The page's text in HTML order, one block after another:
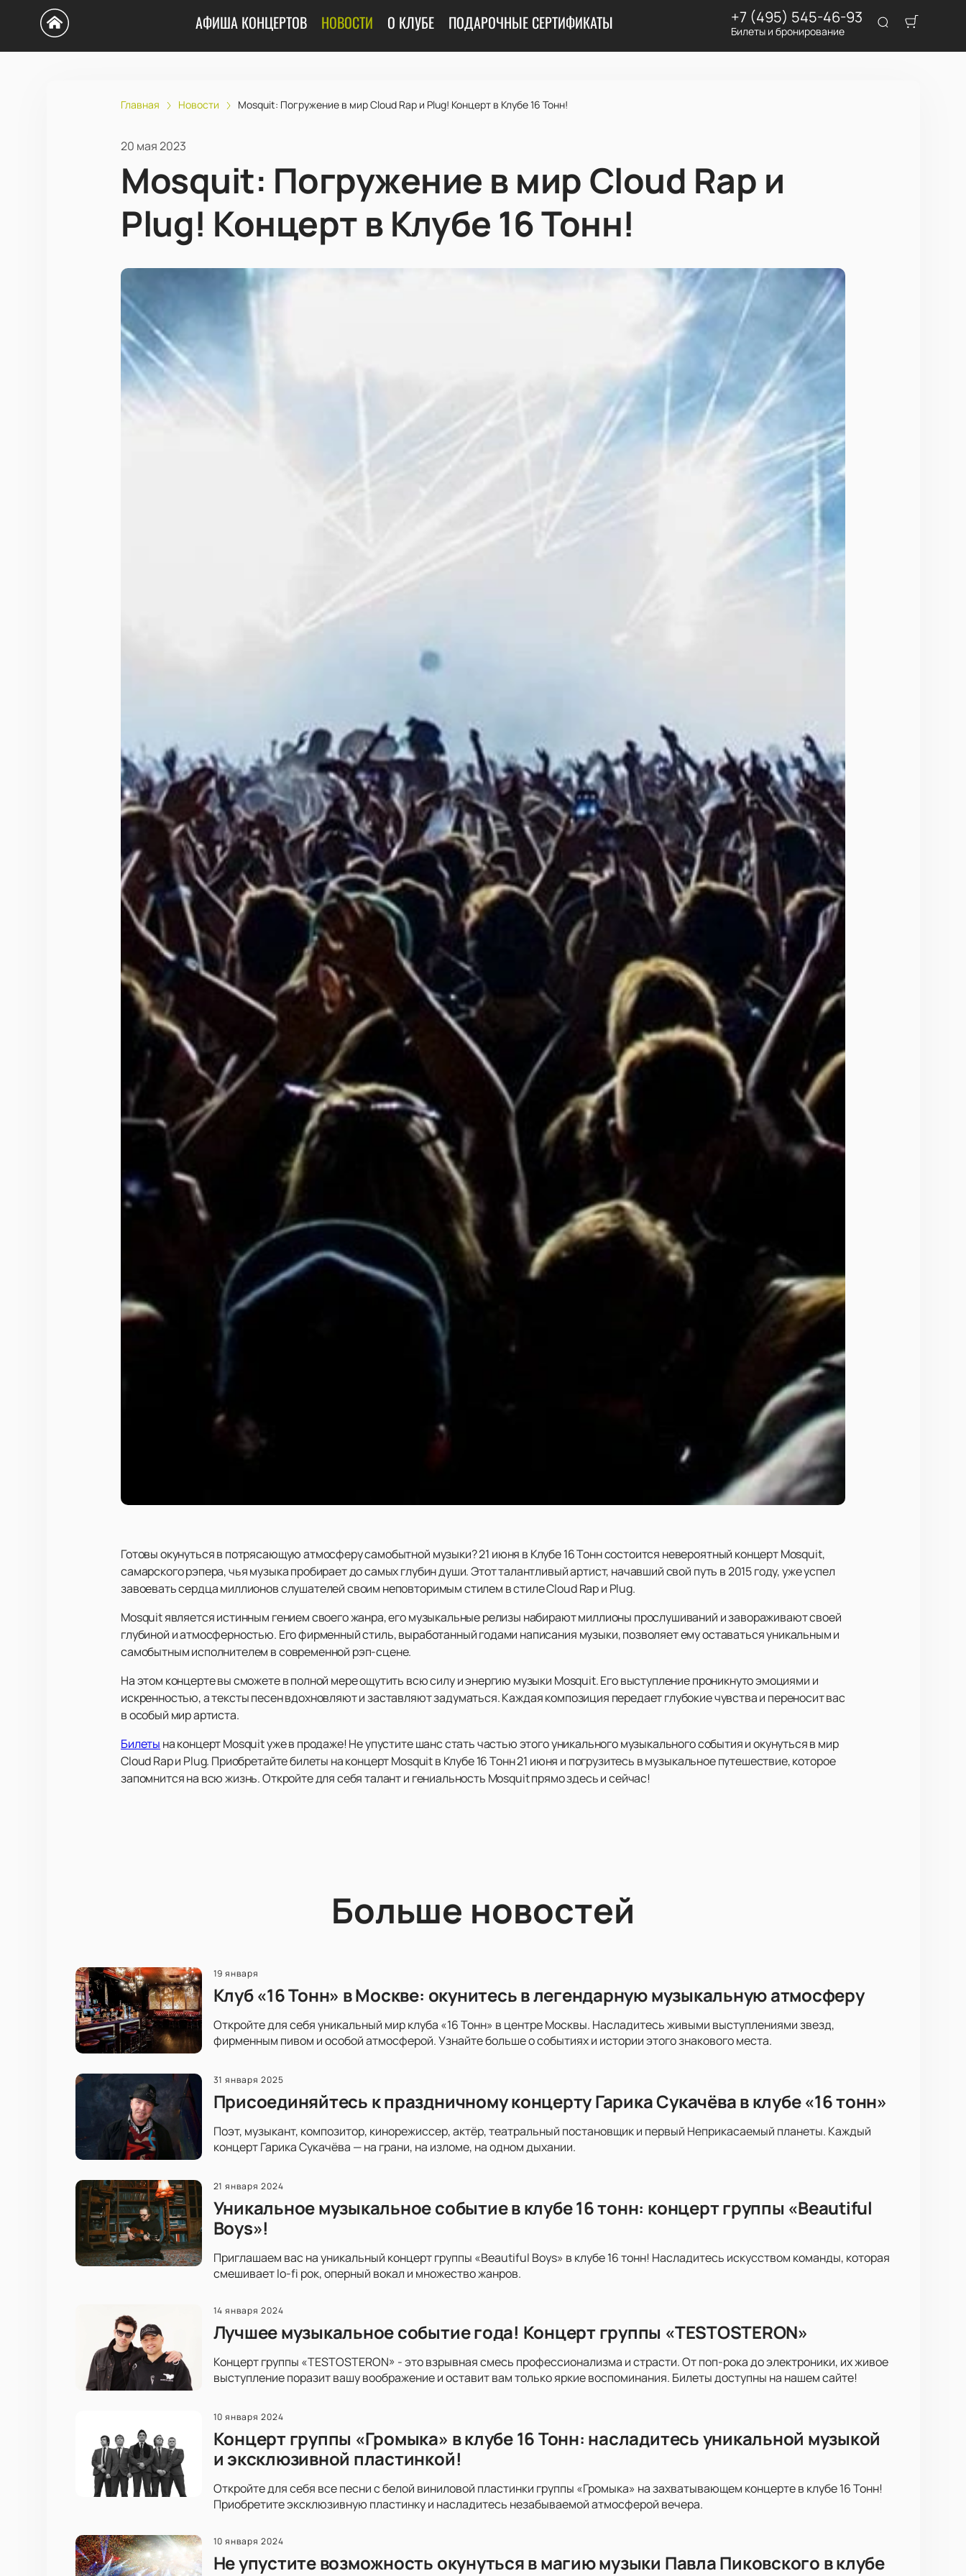
АФИША КОНЦЕРТОВ НОВОСТИ О КЛУБЕ ПОДАРОЧНЫЕ СЕРТИФИКАТЫ +7 (495) 545-46-93
Билеты и бронирование
Главная Новости Mosquit: Погружение в мир Cloud Rap и Plug! Концерт в Клубе 16 Тонн!
20 мая 2023
Mosquit: Погружение в мир Cloud Rap и
Plug! Концерт в Клубе 16 Тонн!
Готовы окунуться в потрясающую атмосферу самобытной музыки? 21 июня в Клубе 16 Тонн состоится невероятный концерт Mosquit,
самарского рэпера, чья музыка пробирает до самых глубин души. Этот талантливый артист, начавший свой путь в 2015 году, уже успел
завоевать сердца миллионов слушателей своим неповторимым стилем в стиле Cloud Rap и Plug.
Mosquit является истинным гением своего жанра, его музыкальные релизы набирают миллионы прослушиваний и завораживают своей
глубиной и атмосферностью. Его фирменный стиль, выработанный годами написания музыки, позволяет ему оставаться уникальным и
самобытным исполнителем в современной рэп-сцене.
На этом концерте вы сможете в полной мере ощутить всю силу и энергию музыки Mosquit. Его выступление проникнуто эмоциями и
искренностью, а тексты песен вдохновляют и заставляют задуматься. Каждая композиция передает глубокие чувства и переносит вас
в особый мир артиста.
Билеты на концерт Mosquit уже в продаже! Не упустите шанс стать частью этого уникального музыкального события и окунуться в мир
Cloud Rap и Plug. Приобретайте билеты на концерт Mosquit в Клубе 16 Тонн 21 июня и погрузитесь в музыкальное путешествие, которое
запомнится на всю жизнь. Откройте для себя талант и гениальность Mosquit прямо здесь и сейчас!
Больше новостей
19 января
Клуб «16 Тонн» в Москве: окунитесь в легендарную музыкальную атмосферу
Откройте для себя уникальный мир клуба «16 Тонн» в центре Москвы. Насладитесь живыми выступлениями звезд,
фирменным пивом и особой атмосферой. Узнайте больше о событиях и истории этого знакового места.
31 января 2025
Присоединяйтесь к праздничному концерту Гарика Сукачёва в клубе «16 тонн»
Поэт, музыкант, композитор, кинорежиссер, актёр, театральный постановщик и первый Неприкасаемый планеты. Каждый
концерт Гарика Сукачёва — на грани, на изломе, на одном дыхании.
21 января 2024
Уникальное музыкальное событие в клубе 16 тонн: концерт группы «Beautiful
Boys»!
Приглашаем вас на уникальный концерт группы «Beautiful Boys» в клубе 16 тонн! Насладитесь искусством команды, которая
смешивает lo-fi рок, оперный вокал и множество жанров.
14 января 2024
Лучшее музыкальное событие года! Концерт группы «TESTOSTERON»
Концерт группы «TESTOSTERON» - это взрывная смесь профессионализма и страсти. От поп-рока до электроники, их живое
выступление поразит вашу воображение и оставит вам только яркие воспоминания. Билеты доступны на нашем сайте!
10 января 2024
Концерт группы «Громыка» в клубе 16 Тонн: насладитесь уникальной музыкой
и эксклюзивной пластинкой!
Откройте для себя все песни с белой виниловой пластинки группы «Громыка» на захватывающем концерте в клубе 16 Тонн!
Приобретите эксклюзивную пластинку и насладитесь незабываемой атмосферой вечера.
10 января 2024
Не упустите возможность окунуться в магию музыки Павла Пиковского в клубе